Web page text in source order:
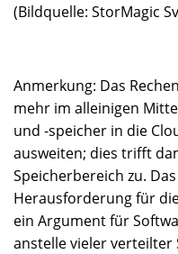
(Bildquelle: StorMagic
Anmerkung: Das
mehr im alleinigen
und -speicher in die
ausweiten; dies trifft
Speicherbereich zu.
Herausforderung für
ein Argument für
anstelle vieler verteilter